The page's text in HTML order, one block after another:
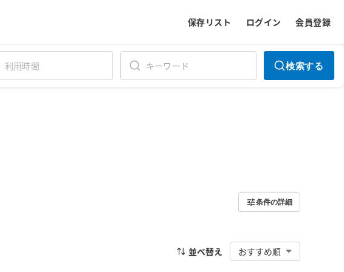
保存リスト ログイン 会員登録
検索する
条件の詳細
並べ替え おすすめ順